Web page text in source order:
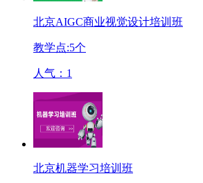
北京AIGC商业视觉设计培训班
教学点:5个
人气： 1
北京机器学习培训班